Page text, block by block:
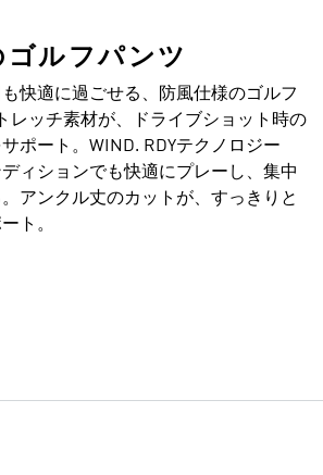
ゴルフパンツ
快適に過ごせる、防風仕様のゴルフ
レッチ素材が、ドライブショット時の
ポート。WIND. RDYテクノロジー
ィションでも快適にプレーし、集中
アンクル丈のカットが、すっきりと
ト。